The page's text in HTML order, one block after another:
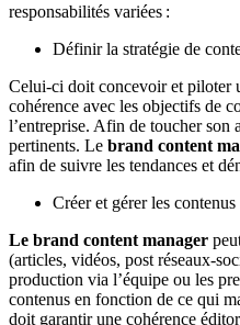
responsabilités variées :
Définir la stratégie de
Celui-ci doit concevoir et piloter
cohérence avec les objectifs de
l’entreprise. Afin de toucher son
pertinents. Le brand content
afin de suivre les tendances et
Créer et gérer les contenus
Le brand content manager
(articles, vidéos, post réseaux-
production via l’équipe ou les
contenus en fonction de ce qui
doit garantir une cohérence